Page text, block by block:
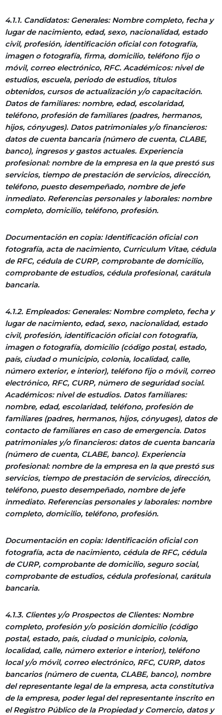
4.1.1. Candidatos: Generales: Nombre completo, fecha y
lugar de nacimiento, edad, sexo, nacionalidad, estado
civil, profesión, identificación oficial con fotografía,
imagen o fotografía, firma, domicilio, teléfono fijo o
móvil, correo electrónico, RFC. Académicos: nivel de
estudios, escuela, periodo de estudios, títulos
obtenidos, cursos de actualización y/o capacitación.
Datos de familiares: nombre, edad, escolaridad,
teléfono, profesión de familiares (padres, hermanos,
hijos, cónyuges). Datos patrimoniales y/o financieros:
datos de cuenta bancaria (número de cuenta, CLABE,
banco), ingresos y gastos actuales. Experiencia
profesional: nombre de la empresa en la que prestó sus
servicios, tiempo de prestación de servicios, dirección,
teléfono, puesto desempeñado, nombre de jefe
inmediato. Referencias personales y laborales: nombre
completo, domicilio, teléfono, profesión.
Documentación en copia: Identificación oficial con
fotografía, acta de nacimiento, Curriculum Vitae, cédula
de RFC, cédula de CURP, comprobante de domicilio,
comprobante de estudios, cédula profesional, carátula
bancaria.
4.1.2. Empleados: Generales: Nombre completo, fecha y
lugar de nacimiento, edad, sexo, nacionalidad, estado
civil, profesión, identificación oficial con fotografía,
imagen o fotografía, domicilio (código postal, estado,
país, ciudad o municipio, colonia, localidad, calle,
número exterior, e interior), teléfono fijo o móvil, correo
electrónico, RFC, CURP, número de seguridad social.
Académicos: nivel de estudios. Datos familiares:
nombre, edad, escolaridad, teléfono, profesión de
familiares (padres, hermanos, hijos, cónyuges), datos de
contacto de familiares en caso de emergencia. Datos
patrimoniales y/o financieros: datos de cuenta bancaria
(número de cuenta, CLABE, banco). Experiencia
profesional: nombre de la empresa en la que prestó sus
servicios, tiempo de prestación de servicios, dirección,
teléfono, puesto desempeñado, nombre de jefe
inmediato. Referencias personales y laborales: nombre
completo, domicilio, teléfono, profesión.
Documentación en copia: Identificación oficial con
fotografía, acta de nacimiento, cédula de RFC, cédula
de CURP, comprobante de domicilio, seguro social,
comprobante de estudios, cédula profesional, carátula
bancaria.
4.1.3. Clientes y/o Prospectos de Clientes: Nombre
completo, profesión y/o posición domicilio (código
postal, estado, país, ciudad o municipio, colonia,
localidad, calle, número exterior e interior), teléfono
local y/o móvil, correo electrónico, RFC, CURP, datos
bancarios (número de cuenta, CLABE, banco), nombre
del representante legal de la empresa, acta constitutiva
de la empresa, poder legal del representante inscrito en
el Registro Público de la Propiedad y Comercio, datos y